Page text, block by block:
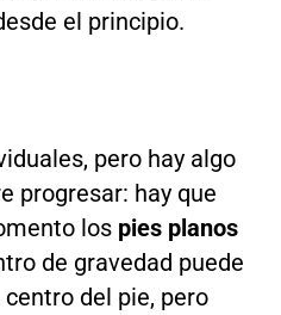
el principio.
pero hay algo
progresar: hay que
los pies planos
de gravedad puede
del pie, pero